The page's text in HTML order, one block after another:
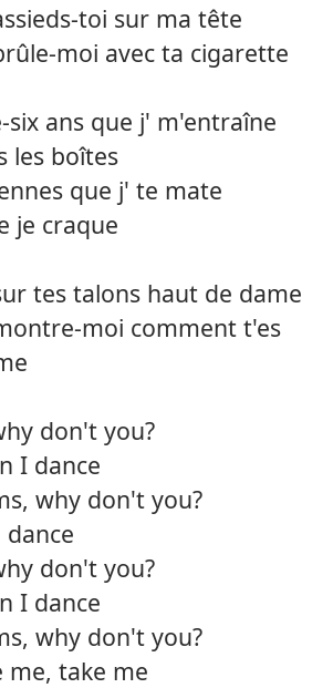
toi sur ma tête
moi avec ta cigarette
six ans que j' m'entraîne
les boîtes
que j' te mate
je craque
tes talons haut de dame
moi comment t'es
don't you?
I dance
why don't you?
dance
don't you?
I dance
why don't you?
me, take me